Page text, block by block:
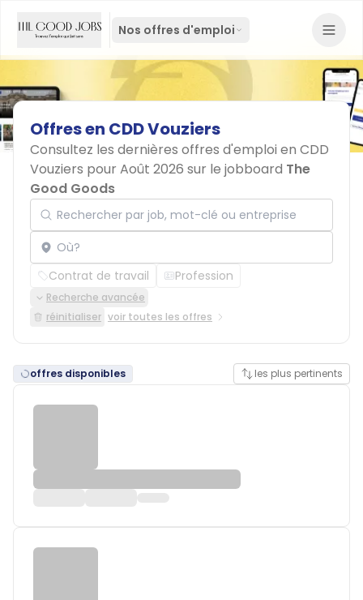
Nos offres d'emploi
Offresen CDDVouziers
Consultez les dernières offres d'emploi en CDD
Vouziers pour Août 2026 sur le jobboard The
Good Goods
Rechercher par job, mot-clé ou entreprise
Localisation
Contrat de travail Profession
Recherche avancée
réinitialiser voir toutes les offres
offres disponibles les plus pertinents